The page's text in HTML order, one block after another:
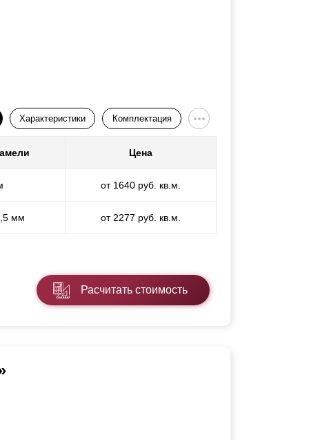
Характеристики Комплектация
Цена
от 1640 руб. кв.м.
мм от 2277 руб. кв.м.
Расчитать стоимость